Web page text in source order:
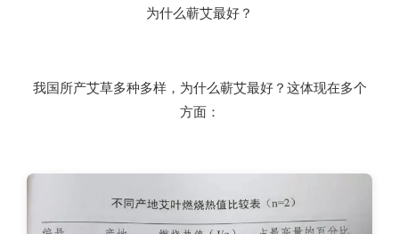
为什么蕲艾最好？
我国所产艾草多种多样，为什么蕲艾最好？这体现在多个
方面：